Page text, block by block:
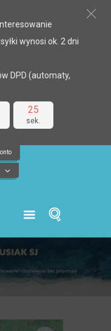
25
sek.
wynosi ok. 2 dni
DPD (automaty,